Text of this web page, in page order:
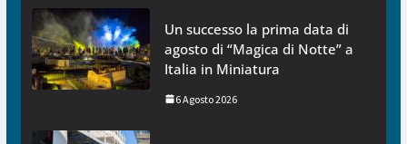
Un successo la prima data di
agosto di “Magica di Notte” a
Italia in Miniatura
6 Agosto 2026